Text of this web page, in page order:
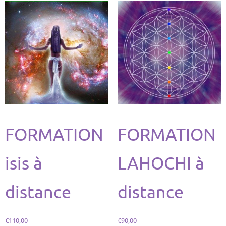
FORMATION
isis à
distance
€110,00
FORMATION
LAHOCHI à
distance
€90,00